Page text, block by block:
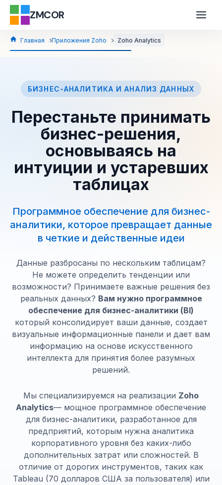
ZMCOR
Главная Приложения Zoho Zoho Analytics
БИЗНЕС-АНАЛИТИКА И АНАЛИЗ ДАННЫХ
Перестаньте принимать
бизнес-решения,
основываясь на
интуиции и устаревших
таблицах
Программное обеспечение для бизнес-
аналитики, которое превращает данные
в четкие и действенные идеи
Данные разбросаны по нескольким таблицам?
Не можете определить тенденции или
возможности? Принимаете важные решения без
реальных данных? Вам нужно программное
обеспечение для бизнес-аналитики (BI)
который консолидирует ваши данные, создает
визуальные информационные панели и дает вам
информацию на основе искусственного
интеллекта для принятия более разумных
решений.
Мы специализируемся на реализации Zoho
Analytics— мощное программное обеспечение
для бизнес-аналитики, разработанное для
предприятий, которым нужна аналитика
корпоративного уровня без каких-либо
дополнительных затрат или сложностей. В
отличие от дорогих инструментов, таких как
Tableau (70 долларов США за пользователя) или